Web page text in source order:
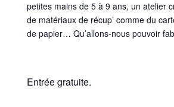
petites mains de 5 à 9 ans, un atelier
de matériaux de récup’ comme du
de papier… Qu’allons-nous pouvoir
Entrée gratuite.